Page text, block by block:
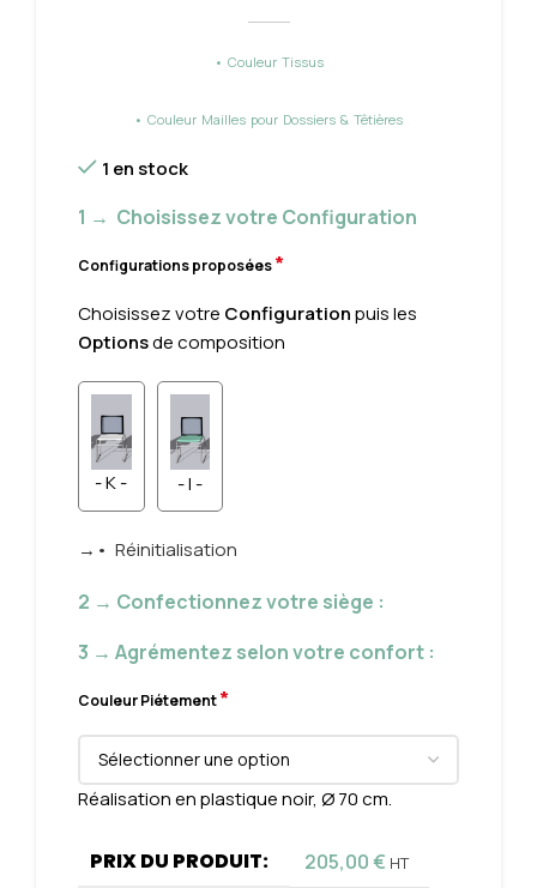
• Couleur Tissus
• Couleur Mailles pour Dossiers & Têtières
1 en stock
1 → Choisissez votre Configuration
Configurations proposées*
Choisissez votre Configurationpuis les
Optionsde composition
- K - - I -
→• Réinitialisation
2 → Confectionnez votre siège :
3 → Agrémentez selon votre confort :
Couleur Piétement*
Réalisation en plastique noir, Ø 70 cm.
PRIX DU PRODUIT: 205,00€ HT